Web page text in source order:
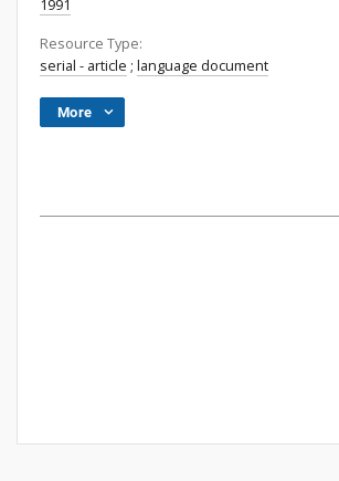
1991
Resource Type:
serial - article ; language document
More